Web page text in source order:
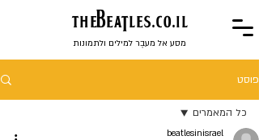
theBeaTles.co.il
מסע אל מעבֶר למילים ולתמונות
פוסט
כל המאמרים
beatlesinisrael